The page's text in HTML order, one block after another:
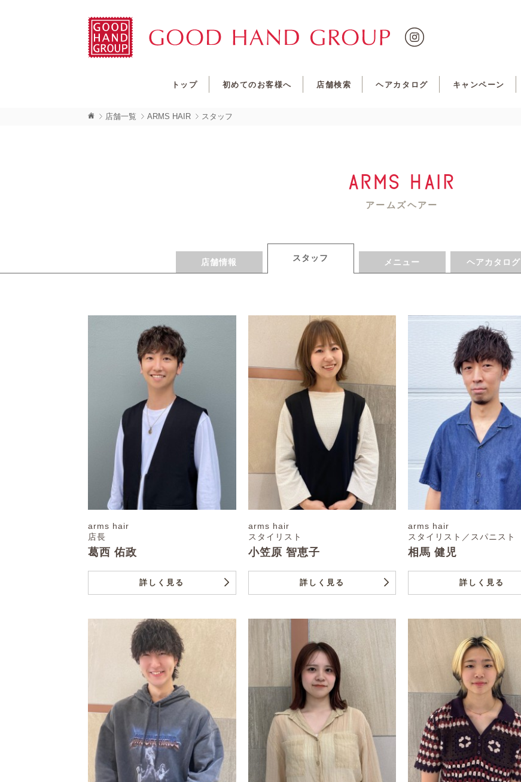
トップ 初めてのお客様へ 店舗検索 ヘアカタログ キャンペーン
店舗一覧 ARMS HAIR スタッフ
arms hair
アームズヘアー
店舗情報 スタッフ メニュー ヘアカタログ
arms hair
店長
葛西 佑政
詳しく見る
arms hair
スタイリスト
小笠原 智恵子
詳しく見る
arms hair
スタイリスト／スパニスト
相馬 健児
詳しく見る